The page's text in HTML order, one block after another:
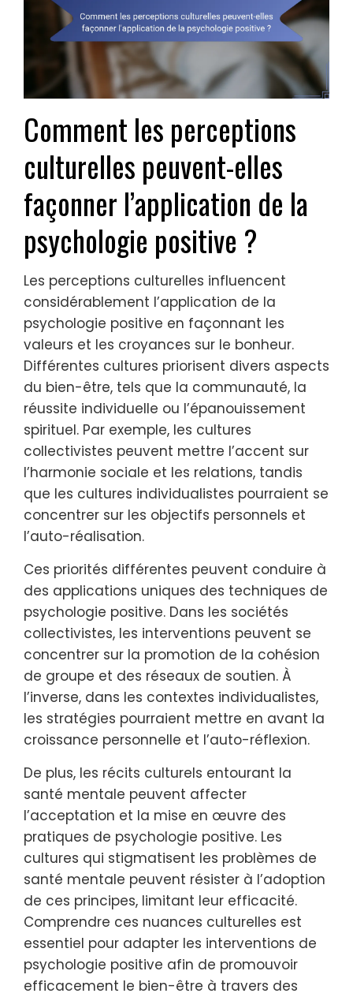
Comment les perceptions
culturelles peuvent-elles
façonner l’application de la
psychologie positive ?
Les perceptions culturelles influencent
considérablement l’application de la
psychologie positive en façonnant les
valeurs et les croyances sur le bonheur.
Différentes cultures priorisent divers aspects
du bien-être, tels que la communauté, la
réussite individuelle ou l’épanouissement
spirituel. Par exemple, les cultures
collectivistes peuvent mettre l’accent sur
l’harmonie sociale et les relations, tandis
que les cultures individualistes pourraient se
concentrer sur les objectifs personnels et
l’auto-réalisation.
Ces priorités différentes peuvent conduire à
des applications uniques des techniques de
psychologie positive. Dans les sociétés
collectivistes, les interventions peuvent se
concentrer sur la promotion de la cohésion
de groupe et des réseaux de soutien. À
l’inverse, dans les contextes individualistes,
les stratégies pourraient mettre en avant la
croissance personnelle et l’auto-réflexion.
De plus, les récits culturels entourant la
santé mentale peuvent affecter
l’acceptation et la mise en œuvre des
pratiques de psychologie positive. Les
cultures qui stigmatisent les problèmes de
santé mentale peuvent résister à l’adoption
de ces principes, limitant leur efficacité.
Comprendre ces nuances culturelles est
essentiel pour adapter les interventions de
psychologie positive afin de promouvoir
efficacement le bien-être à travers des